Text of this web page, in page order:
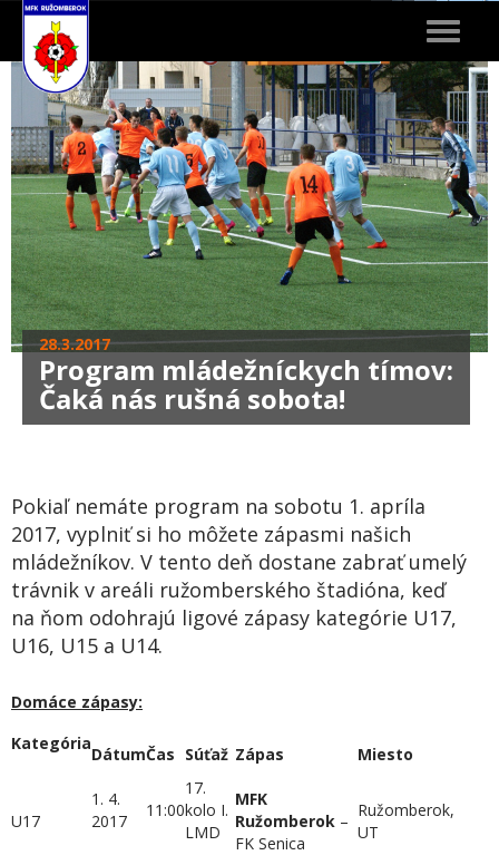
Toggle
28.3.2017
Program mládežníckych tímov:
Čaká nás rušná sobota!
Pokiaľ nemáte program na sobotu 1. apríla
2017, vyplniť si ho môžete zápasmi našich
mládežníkov. V tento deň dostane zabrať umelý
trávnik v areáli ružomberského štadióna, keď
na ňom odohrajú ligové zápasy kategórie U17,
U16, U15 a U14.
Domáce zápasy:
Kategória
DátumČas Súťaž Zápas Miesto
U17
1. 4.
2017
11:00
17.
kolo I.
LMD
MFK
Ružomberok –
FK Senica
Ružomberok,
UT